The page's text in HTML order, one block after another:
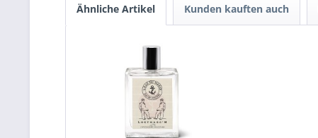
Ähnliche Artikel Kunden kauften auch